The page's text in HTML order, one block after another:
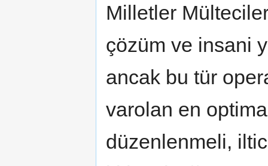
Milletler
çözüm ve insani
ancak bu tür
varolan en
düzenlenmeli,